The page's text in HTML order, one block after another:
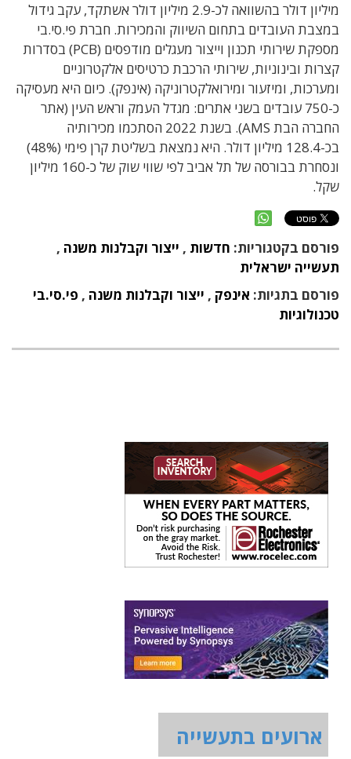
מיליון דולר בהשוואה לכ-2.9 מיליון דולר אשתקד, עקב גידול
במצבת העובדים בתחום השיווק והמכירות. חברת פי.סי.בי
מספקת שירותי תכנון וייצור מעגלים מודפסים (PCB) בסדרות
קצרות ובינוניות, שירותי הרכבת כרטיסים אלקטרוניים
ומערכות, ומיזעור ומירואלקטרוניקה (אינפק). כיום היא מעסיקה
כ-750 עובדים בשני אתרים: מגדל העמק וראש העין (אתר
החברה הבת AMS). בשנת 2022 הסתכמו מכירותיה
בכ-128.4 מיליון דולר.
היא נמצאת בשליטת קרן פימי (48%)
ונסחרת בבורסה של תל אביב לפי שווי שוק של כ-160 מיליון
שקל.
פורסם בקטגוריות: חדשות , ייצור וקבלנות משנה ,
תעשייה ישראלית
פורסם בתגיות: אינפק , ייצור וקבלנות משנה , פי.סי.בי
טכנולוגיות
ארועים בתעשייה